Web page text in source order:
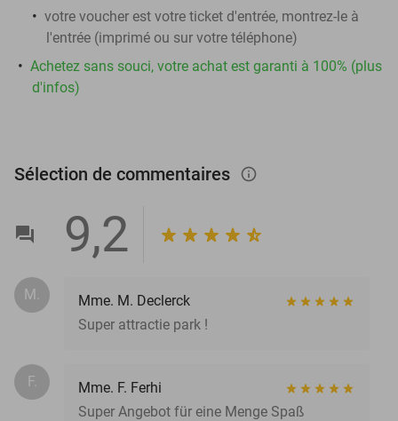
votre voucher est votre ticket d'entrée, montrez-le à
l'entrée (imprimé ou sur votre téléphone)
Achetez sans souci, votre achat est garanti à 100% (plus
d'infos)
Sélection de commentaires info_outlined
9,2
M.
Mme. M. Declerck
Super attractie park !
F.
Mme. F. Ferhi
Super Angebot für eine Menge Spaß